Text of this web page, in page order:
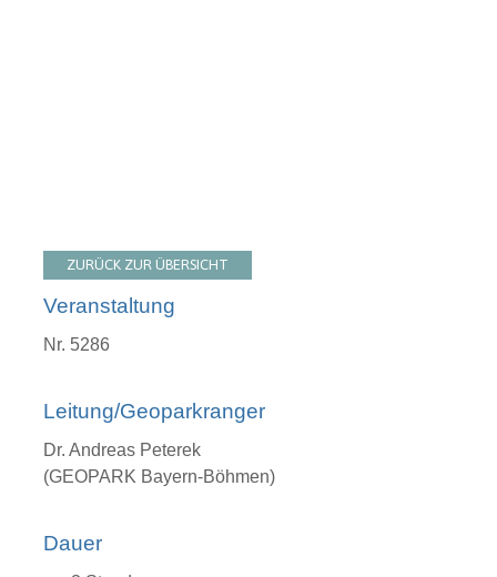
ZURÜCK ZUR ÜBERSICHT
Veranstaltung
Nr. 5286
Leitung/Geoparkranger
Dr. Andreas Peterek
(GEOPARK Bayern-Böhmen)
Dauer